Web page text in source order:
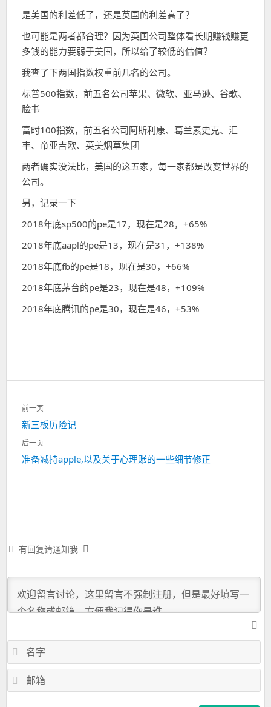
是美国的利差低了，还是英国的利差高了？
也可能是两者都合理？因为英国公司整体看长期赚钱赚更
多钱的能力要弱于美国，所以给了较低的估值？
我查了下两国指数权重前几名的公司。
标普500指数，前五名公司苹果、微软、亚马逊、谷歌、
脸书
富时100指数，前五名公司阿斯利康、葛兰素史克、汇
丰、帝亚吉欧、英美烟草集团
两者确实没法比，美国的这五家，每一家都是改变世界的
公司。
另，记录一下
2018年底sp500的pe是17，现在是28，+65%
2018年底aapl的pe是13，现在是31，+138%
2018年底fb的pe是18，现在是30，+66%
2018年底茅台的pe是23，现在是48，+109%
2018年底腾讯的pe是30，现在是46，+53%
文
章
导
航
前一页
上
一
新三板历险记
后一页
下
准备减持apple,以及关于心理账的一些细节修正
有回复请通知我